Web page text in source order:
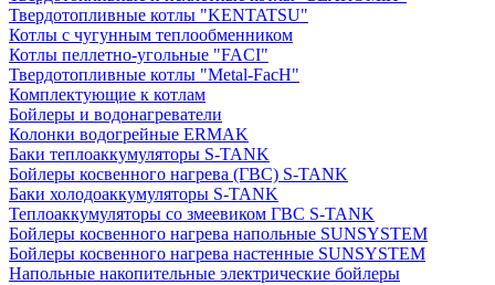
Твердотопливные котлы "KENTATSU"
Котлы с чугунным теплообменником
Котлы пеллетно-угольные "FACI"
Твердотопливные котлы "Metal-FacH"
Комплектующие к котлам
Бойлеры и водонагреватели
Колонки водогрейные ERMAK
Баки теплоаккумуляторы S-TANK
Бойлеры косвенного нагрева (ГВС) S-TANK
Баки холодоаккумуляторы S-TANK
Теплоаккумуляторы со змеевиком ГВС S-TANK
Бойлеры косвенного нагрева напольные SUNSYSTEM
Бойлеры косвенного нагрева настенные SUNSYSTEM
Напольные накопительные электрические бойлеры